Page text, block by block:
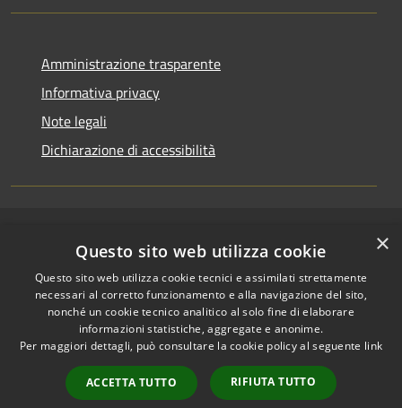
Amministrazione trasparente
Informativa privacy
Note legali
Dichiarazione di accessibilità
Accessibilità
Privacy
Cookie
Mappa del sito
Area riservata
amministratori comunali
Portale Dipendente
Copyright © 2026 • Comune di
Riccione • Powered by
Municipium•Accesso
redazione
×
Questo sito web utilizza cookie
Questo sito web utilizza cookie tecnici e assimilati strettamente
necessari al corretto funzionamento e alla navigazione del sito,
nonché un cookie tecnico analitico al solo fine di elaborare
informazioni statistiche, aggregate e anonime.
Per maggiori dettagli, può consultare la cookie policy al seguente link
ACCETTA TUTTO RIFIUTA TUTTO